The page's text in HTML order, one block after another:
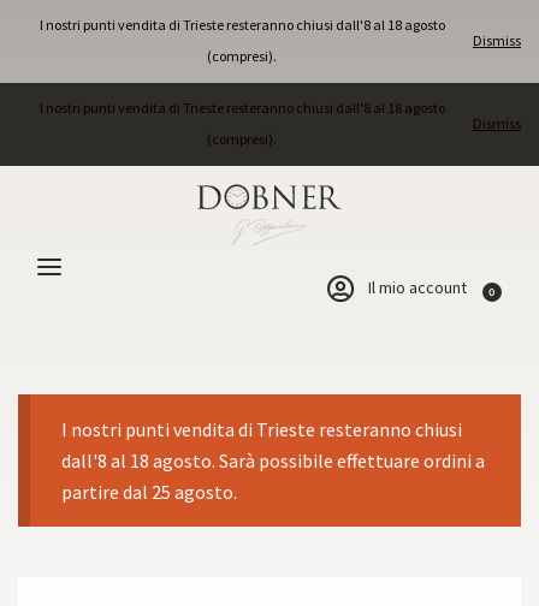
I nostri punti vendita di Trieste resteranno chiusi dall'8 al 18 agosto
(compresi).
Dismiss
I nostri punti vendita di Trieste resteranno chiusi dall'8 al 18 agosto
(compresi).
Dismiss
Il mio account 0
I nostri punti vendita di Trieste resteranno chiusi
dall'8 al 18 agosto. Sarà possibile effettuare ordini a
partire dal 25 agosto.